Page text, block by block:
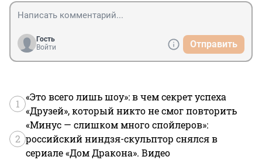
Гость
Войти
Отправить
1
«Это всего лишь шоу»: в чем секрет успеха
«Друзей», который никто не смог повторить
2
«Минус — слишком много спойлеров»:
российский ниндзя-скульптор снялся в
сериале «Дом Дракона». Видео